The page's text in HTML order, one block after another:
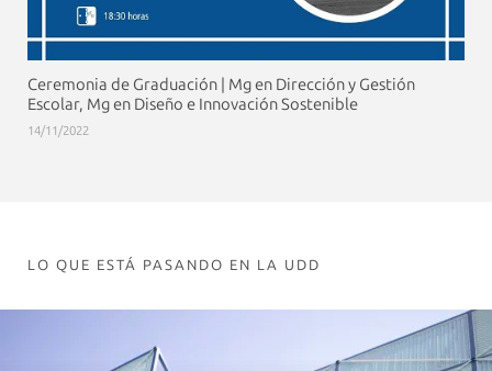
Ceremonia de Graduación | Mg en Dirección y Gestión
Escolar, Mg en Diseño e Innovación Sostenible
14/11/2022
LO QUE ESTÁ PASANDO EN LA UDD